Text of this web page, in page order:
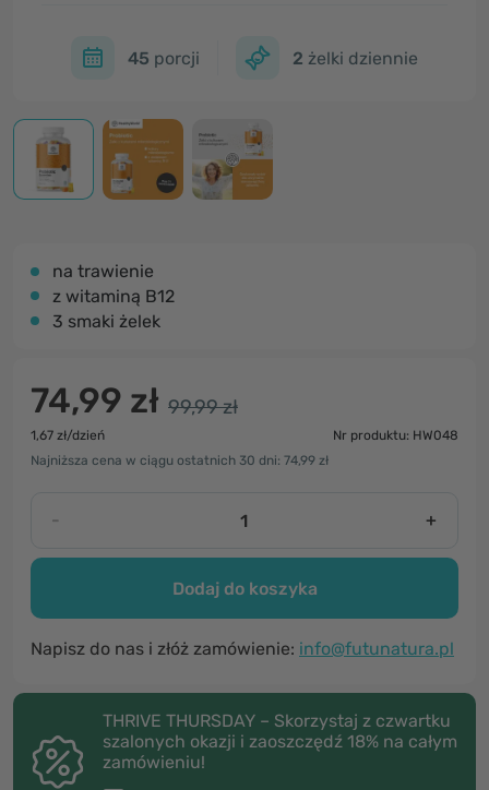
45 porcji 2 żelki dziennie
na trawienie
z witaminą B12
3 smaki żelek
74,99 zł 99,99 zł
1,67 zł/dzień
Nr produktu: HW048
Najniższa cena w ciągu ostatnich 30 dni: 74,99 zł
- +
Dodaj do koszyka
Napisz do nas i złóż zamówienie: info@futunatura.pl
THRIVE THURSDAY – Skorzystaj z czwartku
szalonych okazji i zaoszczędź 18% na całym
zamówieniu!